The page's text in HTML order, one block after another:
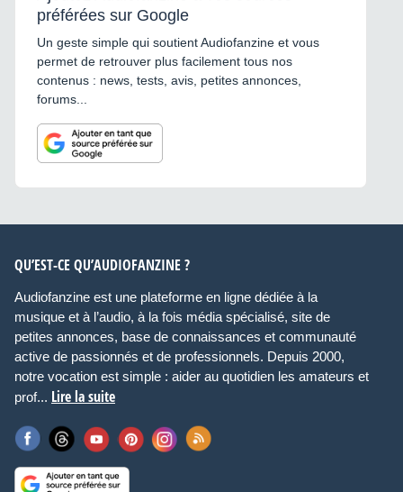
préférées sur Google
Un geste simple qui soutient Audiofanzine et vous
permet de retrouver plus facilement tous nos
contenus : news, tests, avis, petites annonces,
forums...
QU’EST-CE QU’AUDIOFANZINE ?
Audiofanzine est une plateforme en ligne dédiée à la
musique et à l’audio, à la fois média spécialisé, site de
petites annonces, base de connaissances et communauté
active de passionnés et de professionnels. Depuis 2000,
notre vocation est simple : aider au quotidien les amateurs et
prof... Lire la suite